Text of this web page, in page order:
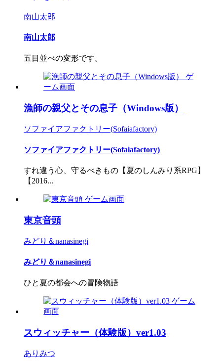
南山太郎
南山太郎
五目並べの変形です。
漁師の親父とその息子（Windows版）
ソファイアファクトリー(Sofaiafactory)
ソファイアファクトリー(Sofaiafactory)
すれ違う心、守るべきもの【夏のしんみり系RPG】
【2016...
東京音頭
みどり＆nanasinegi
みどり＆nanasinegi
ひと夏の都会への冒険物語
スウィッチャー（体験版）ver1.03
ありみつ